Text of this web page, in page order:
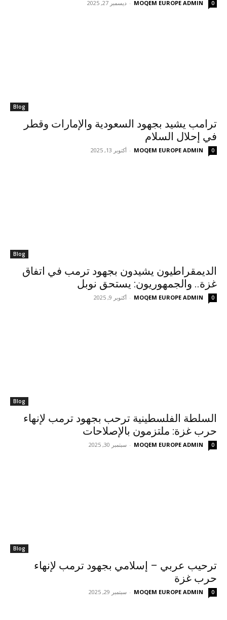
MOQEM EUROPE ADMIN
- ديسمبر 27, 2025 0
Blog
ترامب يشيد بجهود السعودية والإمارات وقطر
في إحلال السلام
MOQEM EUROPE ADMIN
- أكتوبر 13, 2025 0
Blog
الديمقراطيون يشيدون بجهود ترمب في اتفاق
غزة.. والجمهوريون: يستحق نوبل
MOQEM EUROPE ADMIN
- أكتوبر 9, 2025 0
Blog
السلطة الفلسطينية ترحب بجهود ترمب لإنهاء
حرب غزة: ملتزمون بالإصلاحات
MOQEM EUROPE ADMIN
- سبتمبر 30, 2025 0
Blog
ترحيب عربي – إسلامي بجهود ترمب لإنهاء
حرب غزة
MOQEM EUROPE ADMIN
- سبتمبر 29, 2025 0